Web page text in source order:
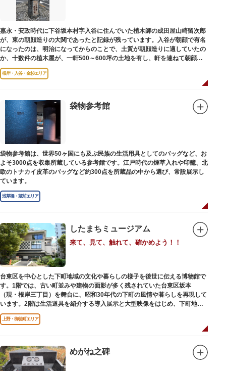
嘉永・安政時代に下谷坂本村字入谷に住んでいた植木師の成田屋山崎留次郎
が、東の朝顔造りの大関であったと記録が残っています。入谷が朝顔で有名
になったのは、明治になってからのことで、土質が朝顔造りに適していたの
か、十数件の植木屋が、一軒500～600坪の土地を有し、軒を連ねて朝顔造
りをはじめました。
根岸・入谷・金杉エリア
袋物参考館
袋物参考館は、世界50ヶ国にも及ぶ民族の生活用具としてのバッグなど、お
よそ3000点を収集所蔵している参考館です。江戸時代の煙草入れや印籠、北
欧のトナカイ皮革のバッグなど約300点を所蔵品の中から選び、常設展示し
ています。
浅草橋・蔵前エリア
したまちミュージアム
来て、見て、触れて、確かめよう！！
台東区を中心とした下町地域の文化や暮らしの様子を後世に伝える博物館で
す。1階では、古い町並みや建物の面影が多く残されていた台東区坂本
（現・根岸三丁目）を舞台に、昭和30年代の下町の風情や暮らしを再現して
います。2階は生活道具を紹介する導入展示と大型映像をはじめ、下町地域
の歴史や出来事をたどることのできる資料を展示しています。また3階には
企画展示室と、道具や玩具を体験し、調べることができるしたまち情報コー
上野・御徒町エリア
めがね之碑